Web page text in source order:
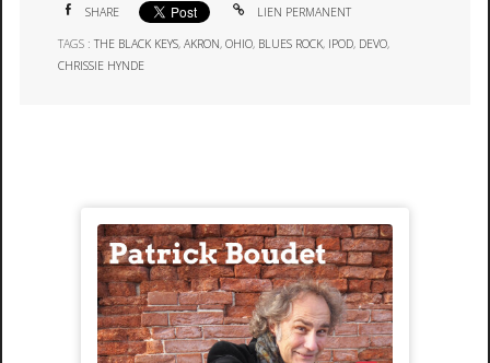
SHARE LIEN PERMANENT
TAGS :THE BLACK KEYS,AKRON,OHIO, BLUES ROCK, IPOD, DEVO,
CHRISSIE HYNDE